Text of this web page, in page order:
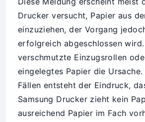
Drucker versucht, Papier aus
einzuziehen, der Vorgang
erfolgreich abgeschlossen
verschmutzte Einzugsrollen
eingelegtes Papier die Ursache.
Fällen entsteht der Eindruck,
Samsung Drucker zieht kein
ausreichend Papier im Fach